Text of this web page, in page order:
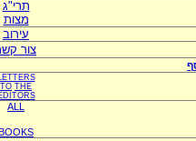
תרי"ג
מצות
עירוב
צור
TO THE
ALL
BOOKS